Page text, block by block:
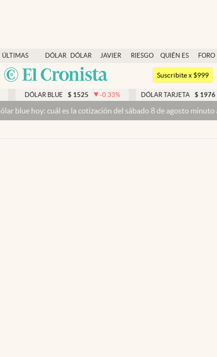
ÚLTIMAS
NOTICIAS
DÓLAR
DÓLAR
BLUE
JAVIER
RIESGO
QUIÉN ES
QUIÉN
FORO
Argentina
México
Dólar
Members
Economía y Política
Finanzas y Mercados
Suscribite x $999
DÓLAR BLUE 1525 -0.33% DÓLAR TARJETA 1976
blue hoy: cuál es la cotización del sábado 8 de agosto minuto